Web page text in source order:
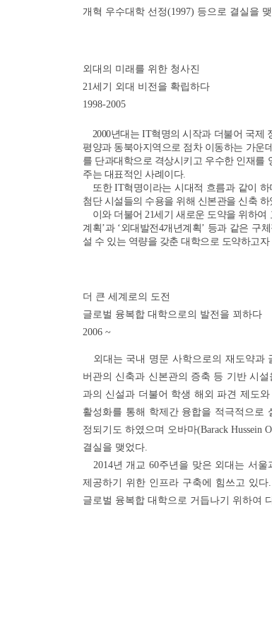
개혁 우수대학 선정(1997) 등으로 결실을
외대의 미래를 위한 청사진
21세기 외대 비전을 확립하다
1998-2005
2000년대는 IT혁명의 시작과 더불어 국제
평양과 동북아지역으로 점차 이동하는 가운
를 단과대학으로 격상시키고 우수한 인재를
주는 대표적인 사례이다.
또한 IT혁명이라는 시대적 흐름과 같이 하
첨단 시설들의 수용을 위해 신본관을 신축 하
이와 더불어 21세기 새로운 도약을 위하여
계획’과 ‘외대발전4개년계획’ 등과 같은 구
설 수 있는 역량을 갖춘 대학으로 도약하고자
더 큰 세계로의 도전
글로벌 융복합 대학으로의 발전을 꾀하다
2006 ~
외대는 국내 명문 사학으로의 재도약과
버관의 신축과 신본관의 증축 등 기반 시
과의 신설과 더불어 학생 해외 파견 제도
활성화를 통해 학제간 융합을 적극적으로
정되기도 하였으며 오바마(Barack
결실을 맺었다.
2014년 개교 60주년을 맞은 외대는 서
제공하기 위한 인프라 구축에 힘쓰고 있다
글로벌 융복합 대학으로 거듭나기 위하여